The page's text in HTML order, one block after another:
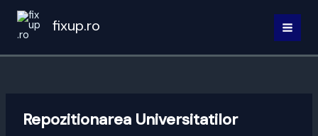
Skip
content
fixup.ro
Repozitionarea Universitatilor